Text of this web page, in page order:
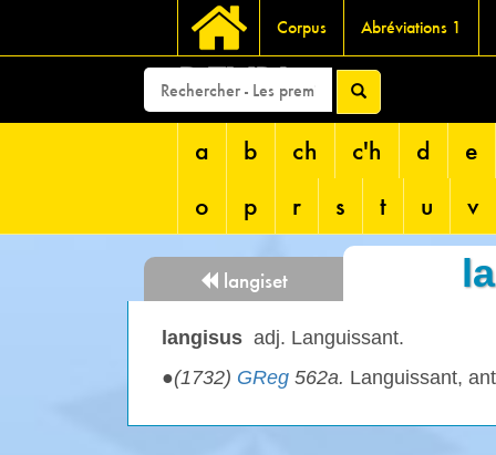
Corpus Abréviations 1
DEVRI
a b ch c'h d
e
o
p r s t u v
langiset
langisus adj. Languissant.
●(1732) GReg 562a. Languissant,